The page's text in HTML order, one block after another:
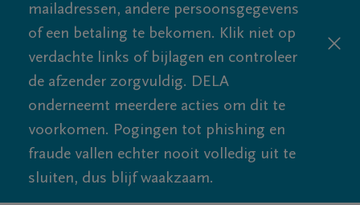
mailadressen, andere persoonsgegevens
of een betaling te bekomen. Klik niet op
verdachte links of bijlagen en controleer
de afzender zorgvuldig. DELA
onderneemt meerdere acties om dit te
voorkomen. Pogingen tot phishing en
fraude vallen echter nooit volledig uit te
sluiten, dus blijf waakzaam.